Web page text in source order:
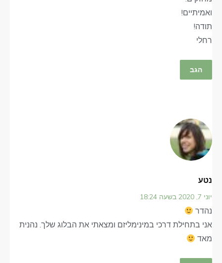
ואמיתיים!
תודה!
רחלי
הגב
נטע
יוני 7, 2020 בשעה 18:24
נהדר
אני בתחילת דרכי במינימליזם ומצאתי את הבלוג שלך. נהנית
מאד